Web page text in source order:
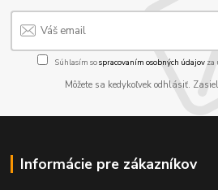
Súhlasím sospracovaním osobných údajov za
Môžete sa kedykoľvek odhlásiť.
Informácie pre zákazníkov